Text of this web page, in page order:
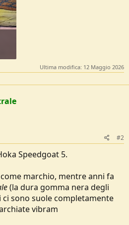
Ultima modifica: 12 Maggio 2026
#2
Speedgoat 5.
marchio, mentre anni fa
(la dura gomma nera degli
sono suole completamente
vibram